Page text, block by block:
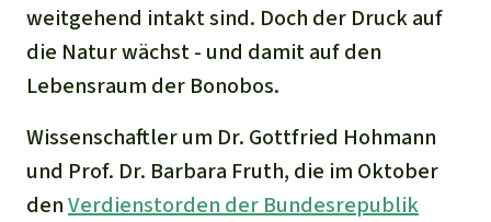
Landraub
Wilderei
Staudämme
Straßen
weitgehend intakt sind. Doch der Druck auf
die Natur wächst - und damit auf den
Lebensraum der Bonobos.
Wissenschaftler um Dr. Gottfried Hohmann
und Prof. Dr. Barbara Fruth, die im Oktober
denVerdienstorden der Bundesrepublik